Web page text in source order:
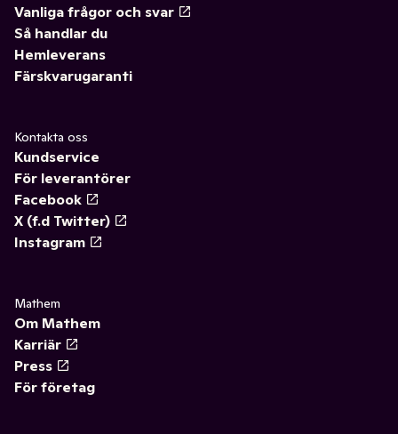
Vanliga frågor och svar
Så handlar du
Hemleverans
Färskvarugaranti
Kontakta oss
Kundservice
För leverantörer
Facebook
X (f.d Twitter)
Instagram
Mathem
Om Mathem
Karriär
Press
För företag